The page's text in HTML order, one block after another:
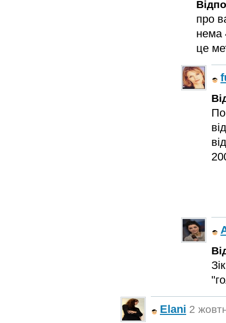
про
нема
це
Elani 2